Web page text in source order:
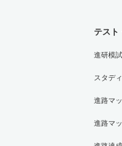
テスト
進研模
スタデ
進路マ
進路マ